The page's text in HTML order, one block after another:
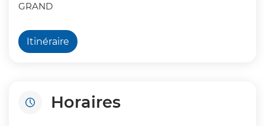
GRAND
Itinéraire
Horaires